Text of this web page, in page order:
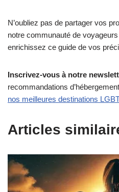
N’oubliez pas de partager vos
notre communauté de
enrichissez ce guide de vos
Inscrivez-vous à notre
recommandations
nos meilleures destinations
Articles